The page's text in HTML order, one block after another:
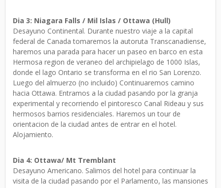
Dia 3: Niagara Falls / Mil Islas / Ottawa (Hull)
Desayuno Continental. Durante nuestro viaje a la capital
federal de Canada tomaremos la autoruta Transcanadiense,
haremos una parada para hacer un paseo en barco en esta
Hermosa region de veraneo del archipielago de 1000 Islas,
donde el lago Ontario se transforma en el rio San Lorenzo.
Luego del almuerzo (no incluido) Continuaremos camino
hacia Ottawa. Entramos a la ciudad pasando por la granja
experimental y recorriendo el pintoresco Canal Rideau y sus
hermosos barrios residenciales. Haremos un tour de
orientacion de la ciudad antes de entrar en el hotel.
Alojamiento.
Dia 4: Ottawa/ Mt Tremblant
Desayuno Americano. Salimos del hotel para continuar la
visita de la ciudad pasando por el Parlamento, las mansiones